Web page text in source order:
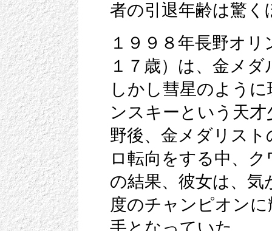
者の引退年齢は驚く
１９９８年長野オ
１７歳）は、金メ
しかし彗星のよう
ンスキーという天
野後、金メダリス
ロ転向をする中、
の結果、彼女は、気
度のチャンピオン